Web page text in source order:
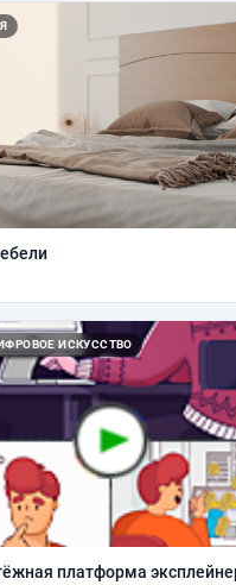
ИСКУССТВО
платформа